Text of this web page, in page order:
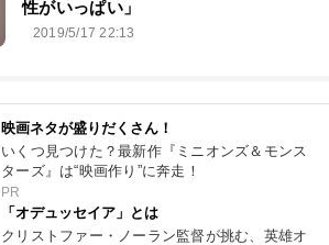
性がいっぱい」
2019/5/17 22:13
映画ネタが盛りだくさん！
いくつ見つけた？最新作『ミニオンズ＆モンス
ターズ』は“映画作り”に奔走！
PR
「オデュッセイア」とは
クリストファー・ノーラン監督が挑む、英雄オ